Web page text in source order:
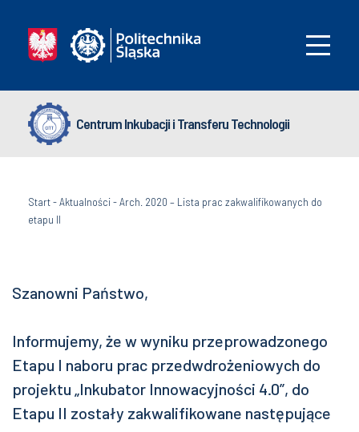
Centrum Inkubacji i Transferu Technologii
Start-Aktualności-Arch. 2020 – Lista prac zakwalifikowanych do
etapu II
Szanowni Państwo,
Informujemy, że w wyniku przeprowadzonego
Etapu I naboru prac przedwdrożeniowych do
projektu „Inkubator Innowacyjności 4.0”, do
Etapu II zostały zakwalifikowane następujące